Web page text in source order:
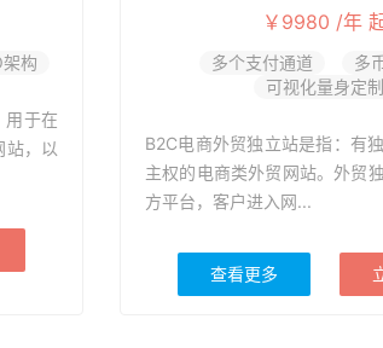
架构
用于在
站，以
￥9980 /年
多个支付通道
多
可视化量身定制
B2C电商外贸独立站是指：有
主权的电商类外贸网站。外贸
方平台，客户进入网...
查看更多